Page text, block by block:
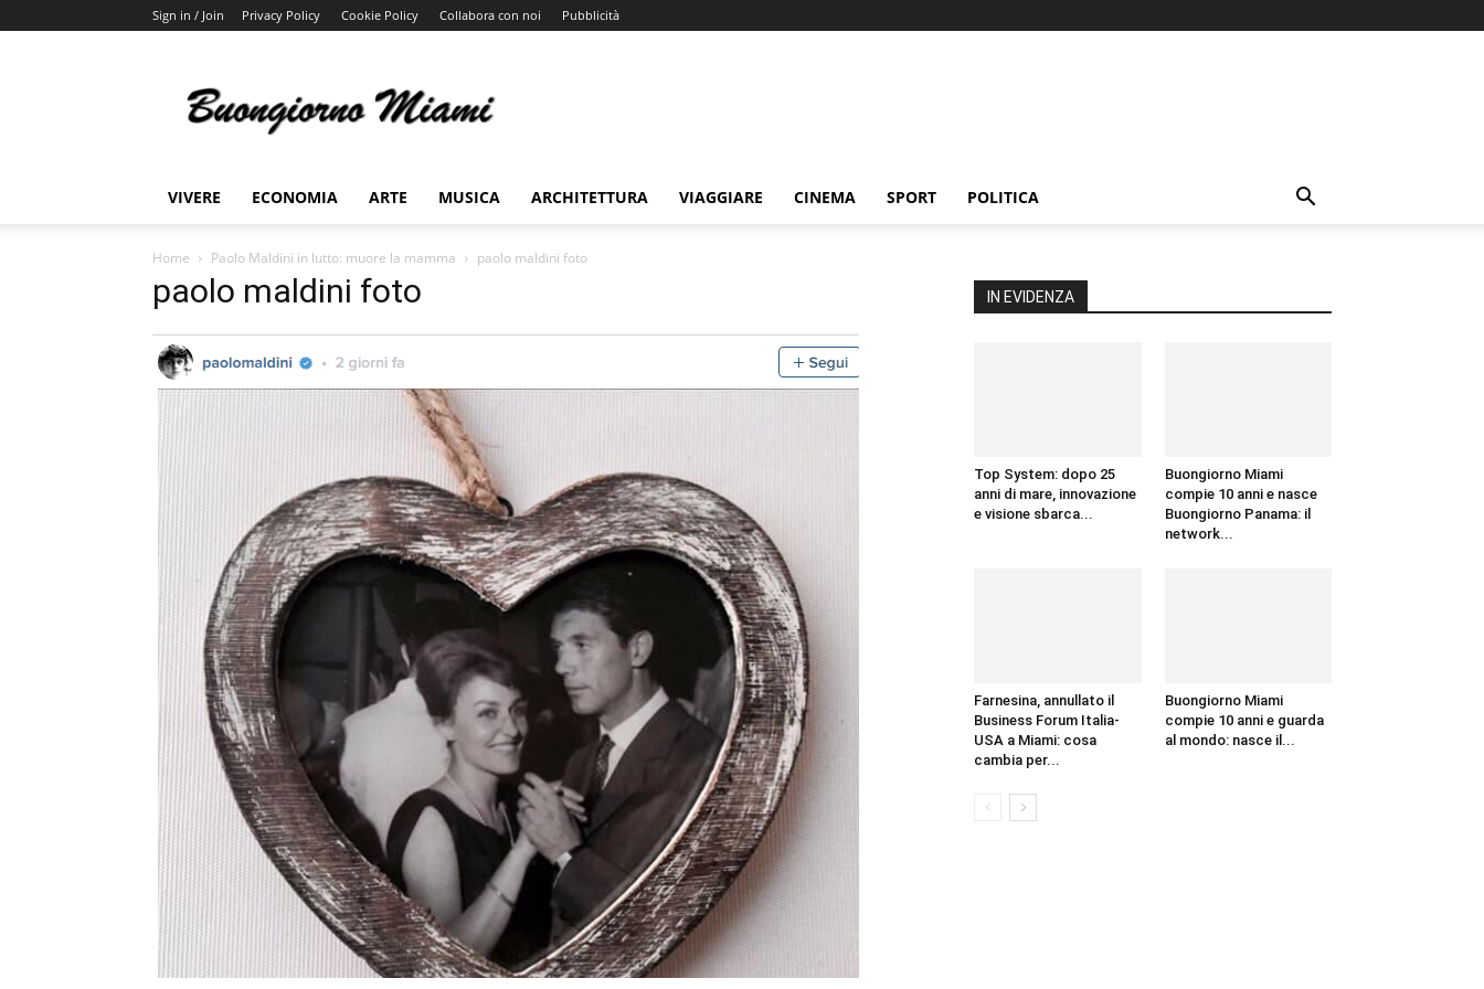
Sign in / Join Privacy Policy Cookie Policy Collabora con noi Pubblicità
Miami
VIVERE ECONOMIA ARTE MUSICA ARCHITETTURA VIAGGIARE CINEMA SPORT POLITICA
Home Paolo Maldini in lutto: muore la mamma paolo maldini foto
paolo maldini foto IN EVIDENZA
Top System: dopo 25
anni di mare, innovazione
e visione sbarca...
Buongiorno Miami
compie 10 anni e nasce
Buongiorno Panama: il
network...
Farnesina, annullato il
Business Forum Italia-
USA a Miami: cosa
cambia per...
Buongiorno Miami
compie 10 anni e guarda
al mondo: nasce il...